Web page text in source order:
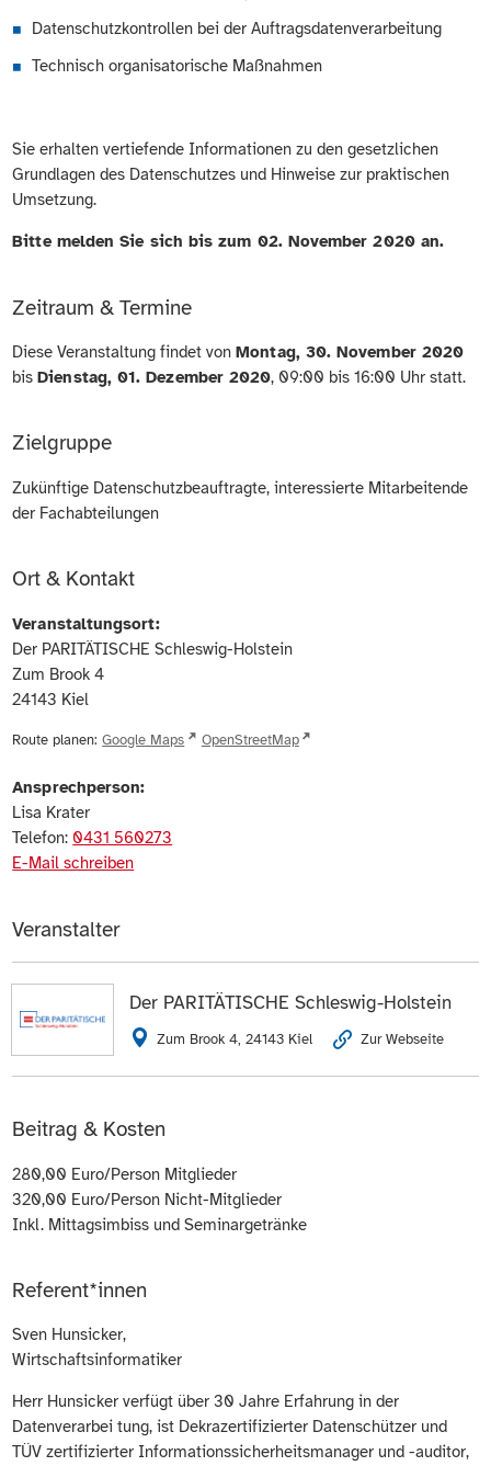
Datenschutzkontrollen bei der Auftragsdatenverarbeitung
Technisch organisatorische Maßnahmen
Sie erhalten vertiefende Informationen zu den gesetzlichen
Grundlagen des Datenschutzes und Hinweise zur praktischen
Umsetzung.
Bitte melden Sie sich bis zum 02. November 2020 an.
Zeitraum & Termine
Diese Veranstaltung findet vonMontag, 30. November 2020
bisDienstag, 01. Dezember 2020, 09:00 bis 16:00 Uhr statt.
Zielgruppe
Zukünftige Datenschutzbeauftragte, interessierte Mitarbeitende
der Fachabteilungen
Ort & Kontakt
Veranstaltungsort:
Der PARITÄTISCHE Schleswig-Holstein
Zum Brook 4
24143 Kiel
Route planen: Google Maps OpenStreetMap
Ansprechperson:
Lisa Krater
Telefon: 0431 560273
E-Mail schreiben
Veranstalter
Der PARITÄTISCHE Schleswig-Holstein
Zum Brook 4, 24143 Kiel Zur Webseite
Beitrag & Kosten
280,00 Euro/Person Mitglieder
320,00 Euro/Person Nicht-Mitglieder
Inkl. Mittagsimbiss und Seminargetränke
Referent*innen
Sven Hunsicker,
Wirtschaftsinformatiker
Herr Hunsicker verfügt über 30 Jahre Erfahrung in der
Datenverarbei tung, ist Dekrazertifizierter Datenschützer und
TÜV zertifizierter Informationssicherheitsmanager und -auditor,